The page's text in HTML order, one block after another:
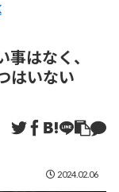
はなく、
はいない
2024.02.06